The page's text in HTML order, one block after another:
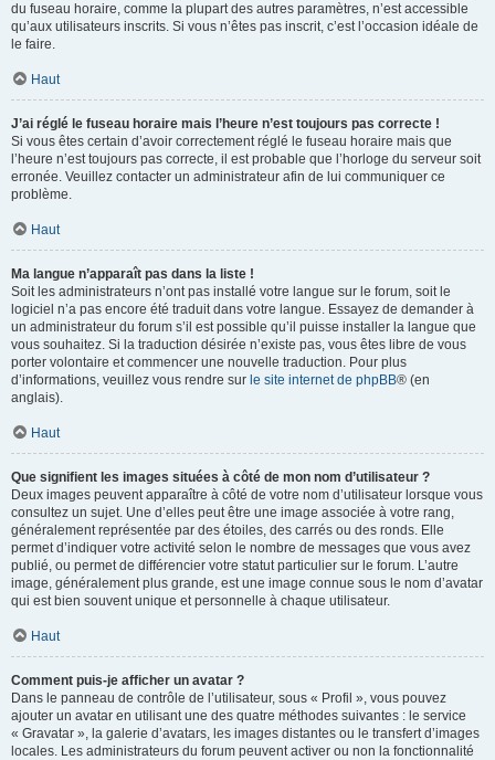
du fuseau horaire, comme la plupart des autres paramètres, n’est accessible
qu’aux utilisateurs inscrits. Si vous n’êtes pas inscrit, c’est l’occasion idéale de
le faire.
Haut
J’ai réglé le fuseau horaire mais l’heure n’est toujours pas correcte !
Si vous êtes certain d’avoir correctement réglé le fuseau horaire mais que
l’heure n’est toujours pas correcte, il est probable que l’horloge du serveur soit
erronée. Veuillez contacter un administrateur afin de lui communiquer ce
problème.
Haut
Ma langue n’apparaît pas dans la liste !
Soit les administrateurs n’ont pas installé votre langue sur le forum, soit le
logiciel n’a pas encore été traduit dans votre langue. Essayez de demander à
un administrateur du forum s’il est possible qu’il puisse installer la langue que
vous souhaitez. Si la traduction désirée n’existe pas, vous êtes libre de vous
porter volontaire et commencer une nouvelle traduction. Pour plus
d’informations, veuillez vous rendre sur le site internet de phpBB® (en
anglais).
Haut
Que signifient les images situées à côté de mon nom d’utilisateur ?
Deux images peuvent apparaître à côté de votre nom d’utilisateur lorsque vous
consultez un sujet. Une d’elles peut être une image associée à votre rang,
généralement représentée par des étoiles, des carrés ou des ronds. Elle
permet d’indiquer votre activité selon le nombre de messages que vous avez
publié, ou permet de différencier votre statut particulier sur le forum. L’autre
image, généralement plus grande, est une image connue sous le nom d’avatar
qui est bien souvent unique et personnelle à chaque utilisateur.
Haut
Comment puis-je afficher un avatar ?
Dans le panneau de contrôle de l’utilisateur, sous « Profil », vous pouvez
ajouter un avatar en utilisant une des quatre méthodes suivantes : le service
« Gravatar », la galerie d’avatars, les images distantes ou le transfert d’images
locales. Les administrateurs du forum peuvent activer ou non la fonctionnalité